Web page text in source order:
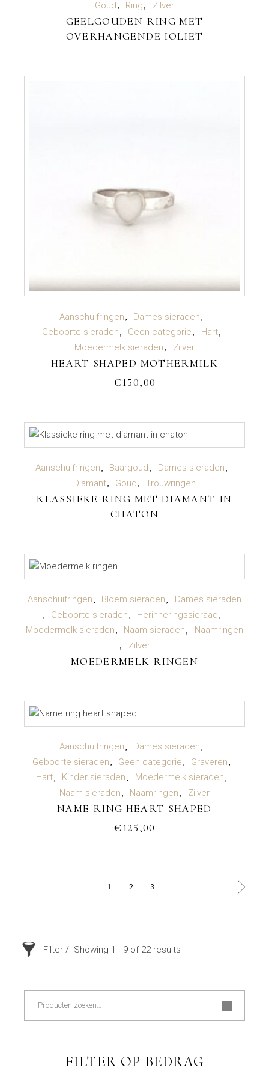
Goud Ring Zilver
GEELGOUDEN RING MET
OVERHANGENDE IOLIET
TOEVOEGEN AAN WINKELWAGEN
Aanschuifringen
Dames sieraden
Geboorte sieraden
Geen categorie
Hart
Moedermelk sieraden
Zilver
HEART SHAPED MOTHERMILK
€150,00
LEES VERDER
Aanschuifringen Baargoud
Dames sieraden
Diamant
Goud Trouwringen
KLASSIEKE RING MET DIAMANT IN
CHATON
LEES VERDER
Aanschuifringen Bloem sieraden
Dames sieraden
Geboorte sieraden
Herinneringssieraad
Moedermelk sieraden
Naam sieraden
Naamringen
Zilver
MOEDERMELK RINGEN
TOEVOEGEN AAN WINKELWAGEN
Aanschuifringen
Dames sieraden
Geboorte sieraden
Geen categorie
Graveren
Hart
Kinder sieraden
Moedermelk sieraden
Naam sieraden
Naamringen Zilver
NAME RING HEART SHAPED
€ 125,00
1 2 3
Filter Showing 1 - 9 of 22 results
Zoeken
FILTER OP BEDRAG